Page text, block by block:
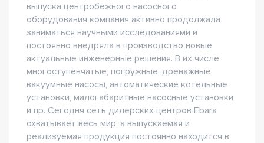
выпуска центробежного насосного
оборудования компания активно продолжала
заниматься научными исследованиями и
постоянно внедряла в производство новые
актуальные инженерные решения. В их числе
многоступенчатые, погружные, дренажные,
вакуумные насосы, автоматические котельные
установки, малогабаритные насосные установки
и пр. Сегодня сеть дилерских центров Ebara
охватывает весь мир, а выпускаемая и
реализуемая продукция постоянно находится в